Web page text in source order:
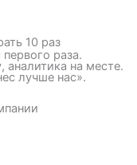
10 раз
раза.
аналитика на месте.
лучше нас».